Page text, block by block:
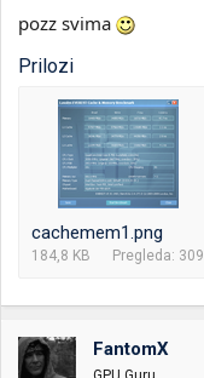
pozz svima
Prilozi
cachemem1.png
184,8 KB Pregleda: 309
FantomX